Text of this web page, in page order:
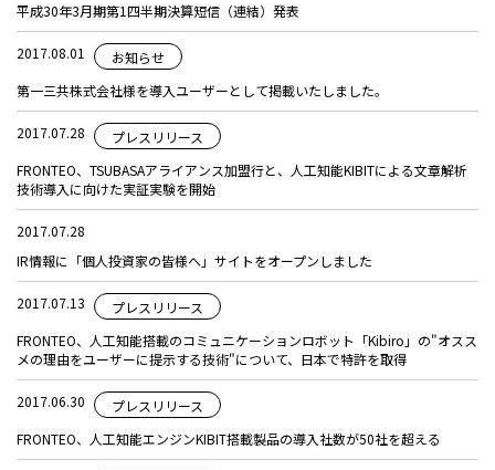
平成30年3月期第1四半期決算短信（連結）発表
2017.08.01
お知らせ
第一三共株式会社様を導入ユーザーとして掲載いたしました。
2017.07.28
プレスリリース
FRONTEO、TSUBASAアライアンス加盟行と、人工知能KIBITによる文章解析
技術導入に向けた実証実験を開始
2017.07.28
IR情報に「個人投資家の皆様へ」サイトをオープンしました
2017.07.13
プレスリリース
FRONTEO、人工知能搭載のコミュニケーションロボット「Kibiro」の"オスス
メの理由をユーザーに提示する技術"について、日本で特許を取得
2017.06.30
プレスリリース
FRONTEO、人工知能エンジンKIBIT搭載製品の導入社数が50社を超える